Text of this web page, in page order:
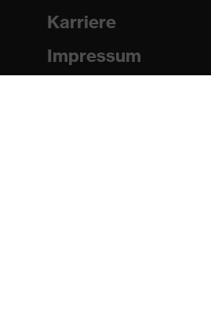
Karriere
Impressum